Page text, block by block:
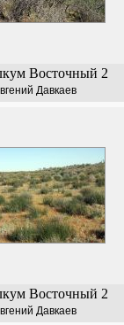
Восточный 2
Давкаев
Восточный 2
Давкаев